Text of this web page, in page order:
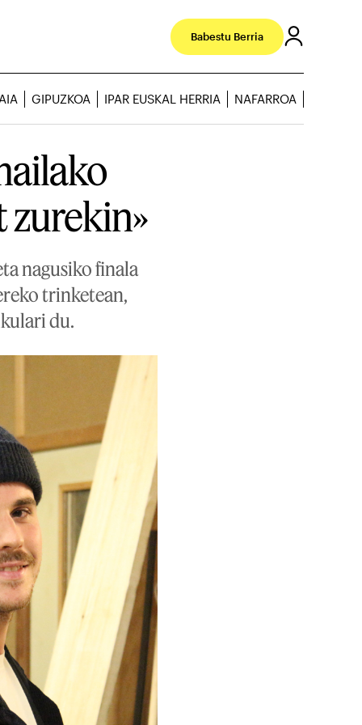
Babestu Berria
GIPUZKOA IPAR EUSKAL HERRIA NAFARROA
zurekin»
nagusiko finala
trinketean,
du.